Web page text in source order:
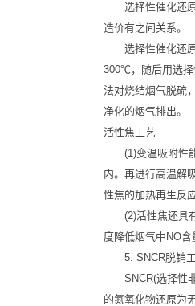
选择性催化还
造价有之间关系。
选择性催化还
300℃，随后用选择
法对烧结烟气脱硫
净化的烟气排出。
活性焦工艺
(1)变温吸附性
内。再进行高温解
性焦的加热再生反
(2)活性焦还具
度降低烟气中NO含
5. SNCR脱销
SNCR(选择性
的氮氧化物还原为